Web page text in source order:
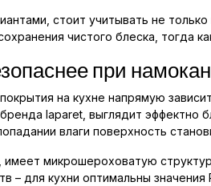
стоит учитывать не
чистого блеска, тогда
при
на кухне напрямую
laparet, выглядит эффектно
влаги поверхность
имеет микрошероховатую
– для кухни оптимальны